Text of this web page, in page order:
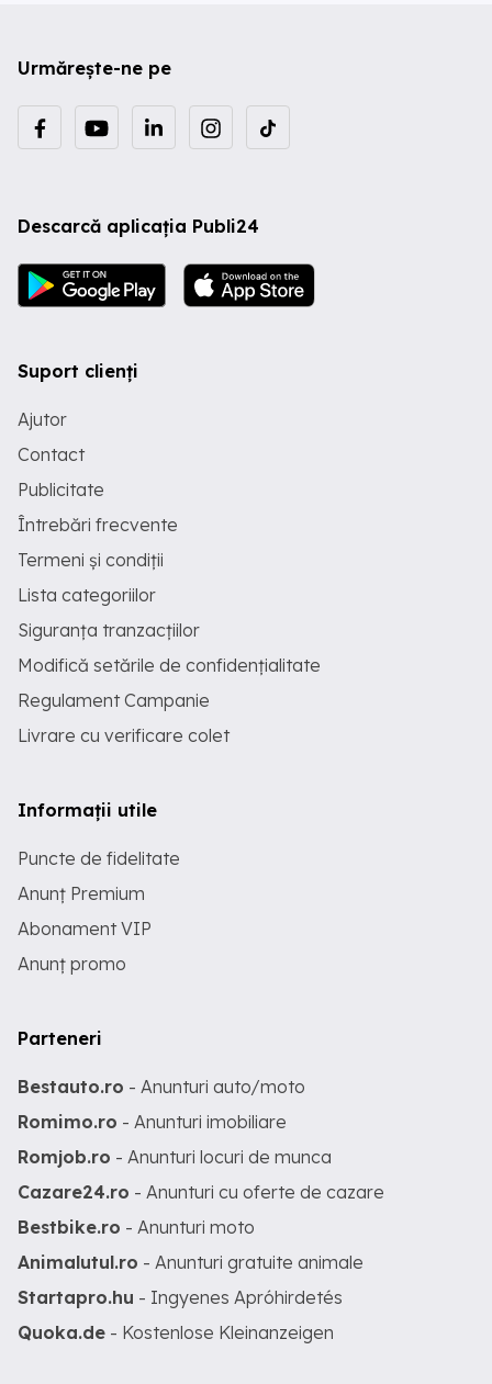
Urmărește-ne pe
Descarcă aplicația Publi24
Suport clienți
Ajutor
Contact
Publicitate
Întrebări frecvente
Termeni și condiții
Lista categoriilor
Siguranța tranzacțiilor
Modifică setările de confidențialitate
Regulament Campanie
Livrare cu verificare colet
Informații utile
Puncte de fidelitate
Anunț Premium
Abonament VIP
Anunț promo
Parteneri
Bestauto.ro - Anunturi auto/moto
Romimo.ro - Anunturi imobiliare
Romjob.ro - Anunturi locuri de munca
Cazare24.ro - Anunturi cu oferte de cazare
Bestbike.ro - Anunturi moto
Animalutul.ro - Anunturi gratuite animale
Startapro.hu - Ingyenes Apróhirdetés
Quoka.de - Kostenlose Kleinanzeigen